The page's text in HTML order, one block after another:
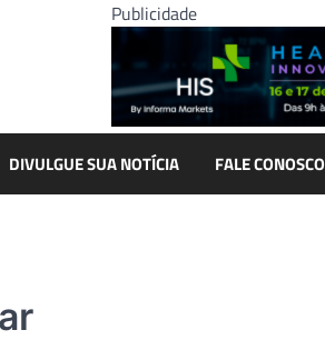
Publicidade
DIVULGUE SUA NOTÍCIA FALE CONOSCO